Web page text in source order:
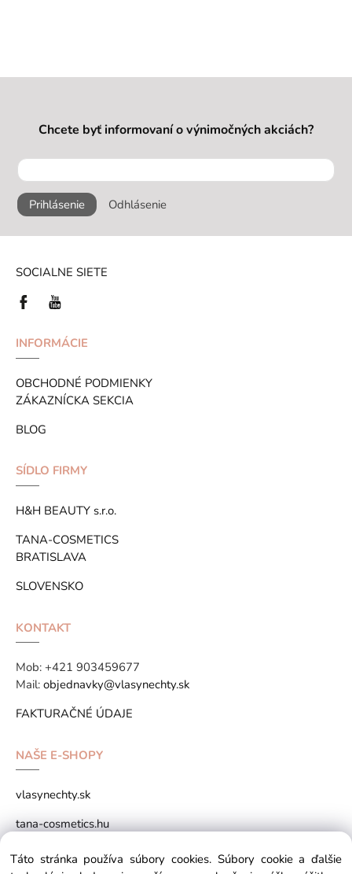
Chcete byť informovaní o výnimočných akciách?
Prihlásenie Odhlásenie
SOCIALNE SIETE
INFORMÁCIE
OBCHODNÉ PODMIENKY
ZÁKAZNÍCKA SEKCIA
BLOG
SÍDLO FIRMY
H&H BEAUTY s.r.o.
TANA-COSMETICS
BRATISLAVA
SLOVENSKO
KONTAKT
Mob: +421 903459677
Mail: objednavky@vlasynechty.sk
FAKTURAČNÉ ÚDAJE
NAŠE E-SHOPY
vlasynechty.sk
tana-cosmetics.hu
tana-cosmetics.sk
Táto stránka používa súbory cookies. Súbory cookie a ďalšie